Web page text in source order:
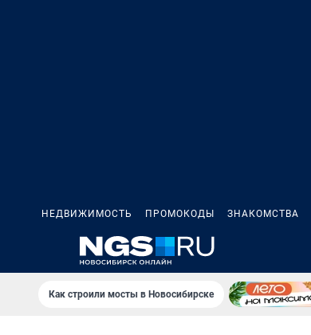
НЕДВИЖИМОСТЬ ПРОМОКОДЫ ЗНАКОМСТВА
Как строили мосты в Новосибирске